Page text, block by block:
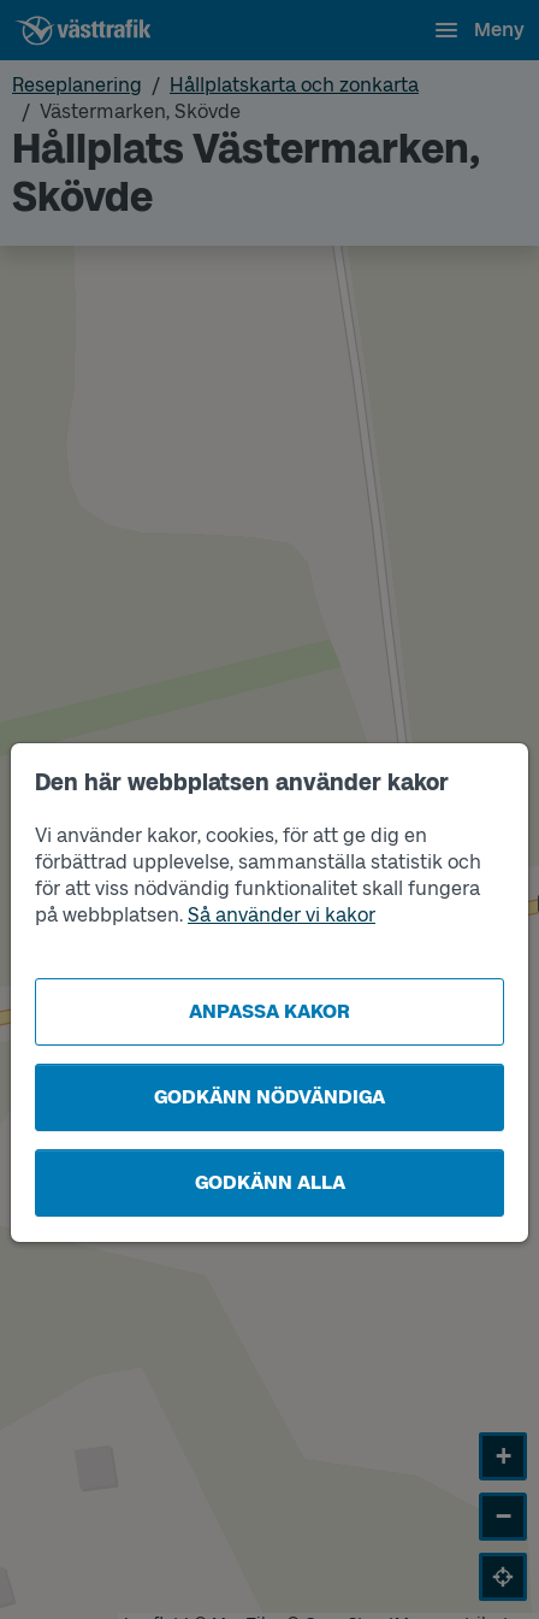
Den här webbplatsen använder kakor
Vi använder kakor, cookies, för att ge dig en
förbättrad upplevelse, sammanställa statistik och
för att viss nödvändig funktionalitet skall fungera
på webbplatsen. Så använder vi kakor
ANPASSA KAKOR
GODKÄNN NÖDVÄNDIGA
GODKÄNN ALLA
Meny
Reseplanering
Hållplatskarta och zonkarta
Västermarken, Skövde
Hållplats Västermarken,
Skövde
Läge
A
Läge
B
+
−